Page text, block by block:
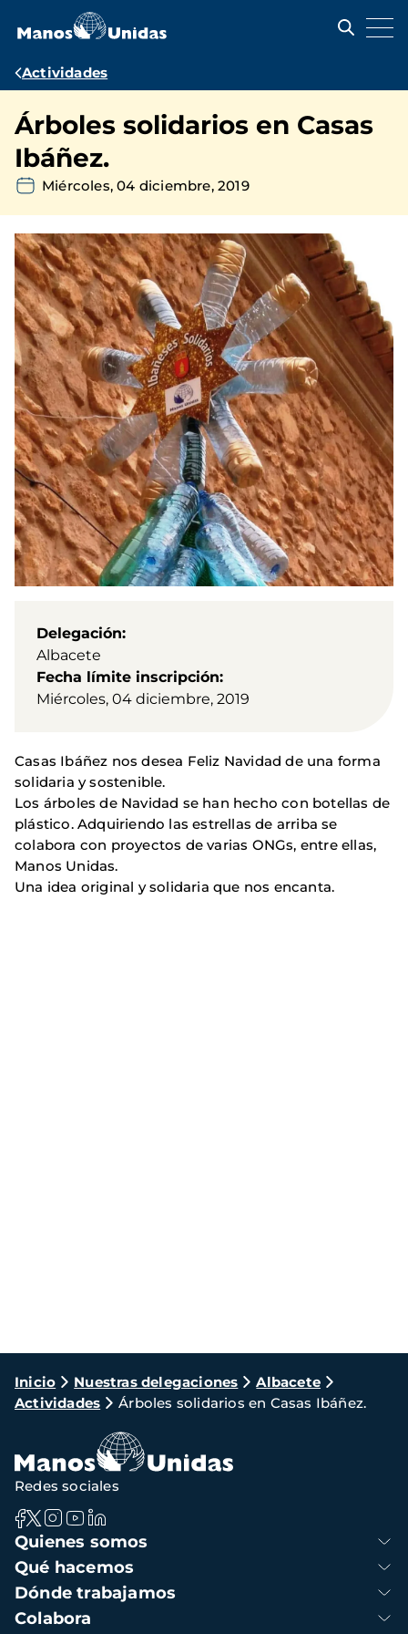
contenido
Ruta
navegación
Actividades
Árboles solidarios en Casas
Ibáñez.
Miércoles, 04 diciembre, 2019
Delegación
Albacete
Fecha límite inscripción
Miércoles, 04 diciembre, 2019
Casas Ibáñez nos desea Feliz Navidad de una forma
solidaria y sostenible.
Los árboles de Navidad se han hecho con botellas de
plástico. Adquiriendo las estrellas de arriba se
colabora con proyectos de varias ONGs, entre ellas,
Manos Unidas.
Una idea original y solidaria que nos encanta.
Ruta
de
navegación
Inicio Nuestras delegaciones
Albacete
Actividades
Árboles solidarios en Casas Ibáñez.
Navegación
principal
Quienes somos
Qué hacemos
Dónde trabajamos
Colabora
Redes sociales